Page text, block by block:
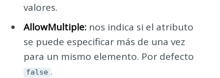
valores.
AllowMultiple: nos indica si el atributo
se puede especificar más de una vez
para un mismo elemento. Por defecto
false .